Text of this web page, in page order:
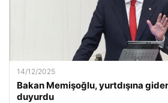
14/12/2025
Bakan Memişoğlu, yurtdışına
duyurdu